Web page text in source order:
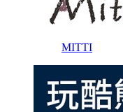
MITTI